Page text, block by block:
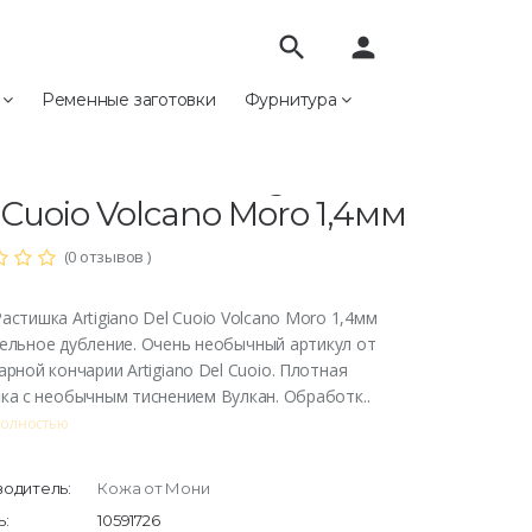
Ременные заготовки Фурнитура
search person
Volcano Moro 1,4мм
(0 отзывов )
Artigiano Del Cuoio Volcano Moro 1,4мм
дубление. Очень необычный артикул от
кончарии Artigiano Del Cuoio. Плотная
с необычным тиснением Вулкан. Обработк..
Кожа от Мони
10591726